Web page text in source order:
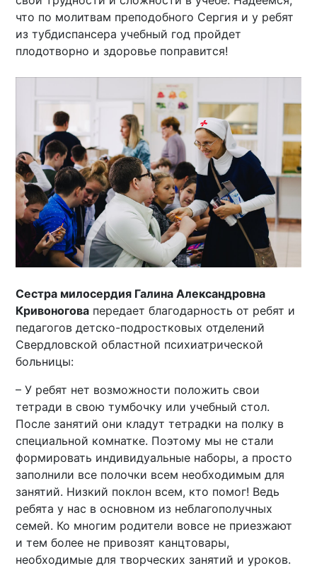
что по молитвам преподобного Сергия и у ребят
из тубдиспансера учебный год пройдет
плодотворно и здоровье поправится!
Сестра милосердия Галина Александровна
Кривоногова передает благодарность от ребят и
педагогов детско-подростковых отделений
Свердловской областной психиатрической
больницы:
– У ребят нет возможности положить свои
тетради в свою тумбочку или учебный стол.
После занятий они кладут тетрадки на полку в
специальной комнатке. Поэтому мы не стали
формировать индивидуальные наборы, а просто
заполнили все полочки всем необходимым для
занятий. Низкий поклон всем, кто помог! Ведь
ребята у нас в основном из неблагополучных
семей. Ко многим родители вовсе не приезжают
и тем более не привозят канцтовары,
необходимые для творческих занятий и уроков.